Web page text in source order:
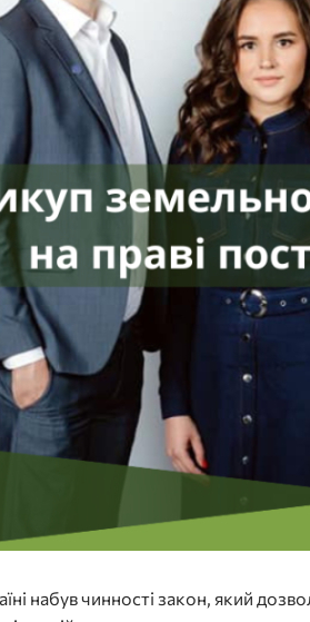
набув чинності закон, який